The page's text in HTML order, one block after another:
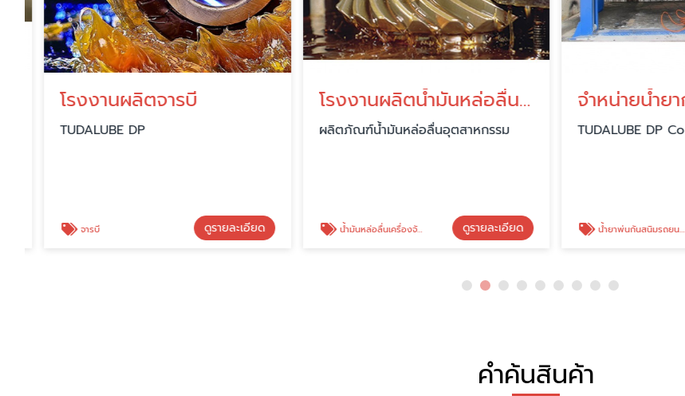
โรงงานผลิตจารบี
TUDALUBE DP
จารบี ดูรายละเอียด
โรงงานผลิตน้ำมันหล่อลื่นเครื่องจักรอุตสาหกรรม
ผลิตภัณฑ์น้ำมันหล่อลื่นอุตสาหกรรม
น้ำมันหล่อลื่นเครื่องจักร ดูรายละเอียด
TUDALUBE DP Co Ltd
น้ำยาพ่นกันสนิมรถยนต์
คำค้นสินค้า